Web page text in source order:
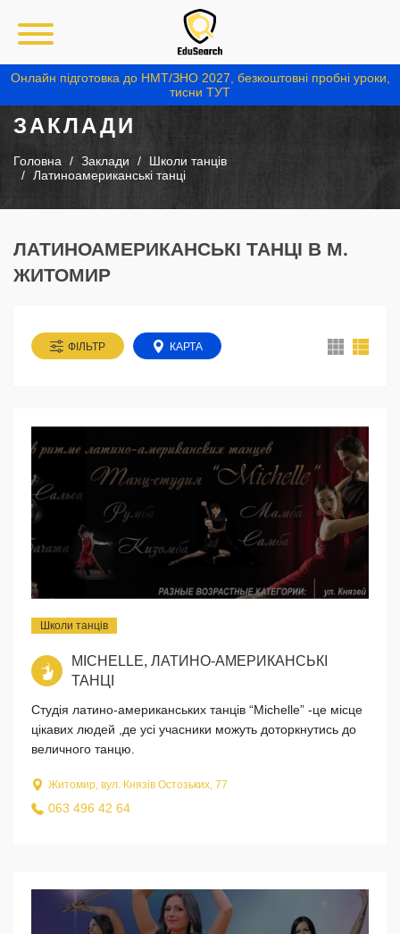
Онлайн підготовка до НМТ/ЗНО 2027, безкоштовні пробні уроки,
тисни ТУТ
ЗАКЛАДИ
Головна Заклади
Школи танців
Латиноамериканські танці
ЛАТИНОАМЕРИКАНСЬКІ ТАНЦІ В М.
ЖИТОМИР
ФІЛЬТР КАРТА
Школи танців
MICHELLE, ЛАТИНО-АМЕРИКАНСЬКІ
ТАНЦІ
Студія латино-американських танців “Michelle” -це місце
цікавих людей ,де усі учасники можуть доторкнутись до
величного танцю.
Житомир, вул. Князів Остозьких, 77
063 496 42 64